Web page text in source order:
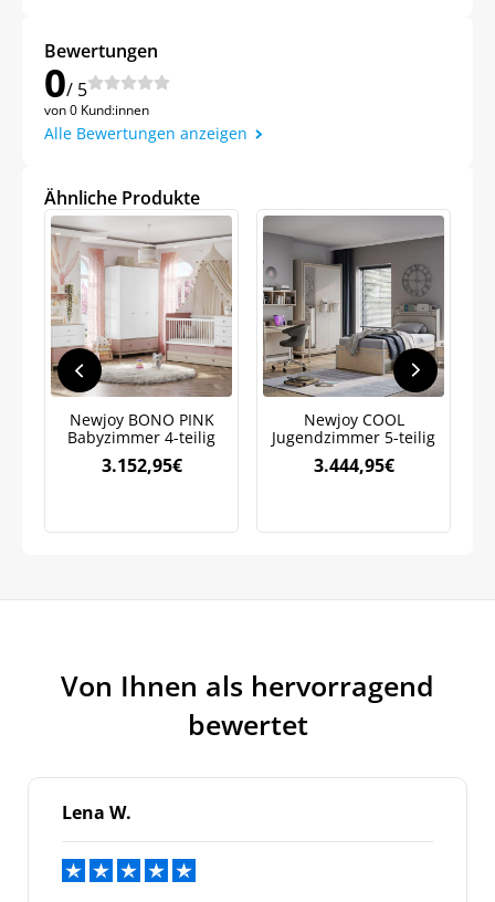
Bewertungen
0/ 5
von 0 Kund:innen
Alle Bewertungen anzeigen
Ähnliche Produkte
Newjoy BONO PINK
Babyzimmer 4-teilig
3.152,95€
Newjoy COOL
Jugendzimmer 5-teilig
3.444,95€
Von Ihnen als hervorragend
bewertet
Lena W.
Meinen Code senden
Weitere Informationen darüber, wie wir Ihre Daten für
Marketingkommunikation verarbeiten. Lesen Sie unsere
Datenschutzrichtlinie.